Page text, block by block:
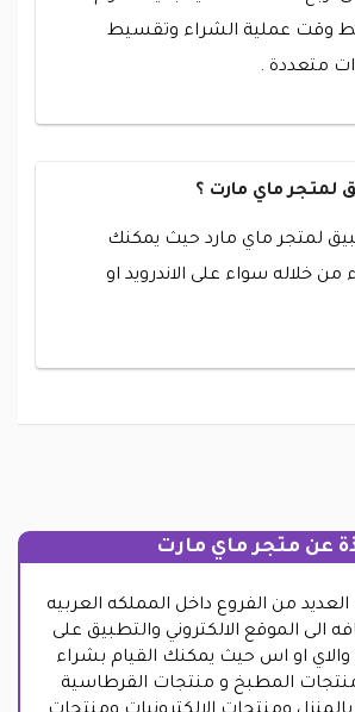
فقط وقت عملية الشراء وتقسيط
متعددة .
لمتجر ماي مارت ؟
لمتجر ماي مارد حيث يمكنك
من خلاله سواء على الاندرويد او
عن متجر ماي مارت
من الفروع داخل المملكه العربيه
الى الموقع الالكتروني والتطبيق على
والاي او اس حيث يمكنك القيام بشراء
المطبخ و منتجات القرطاسية